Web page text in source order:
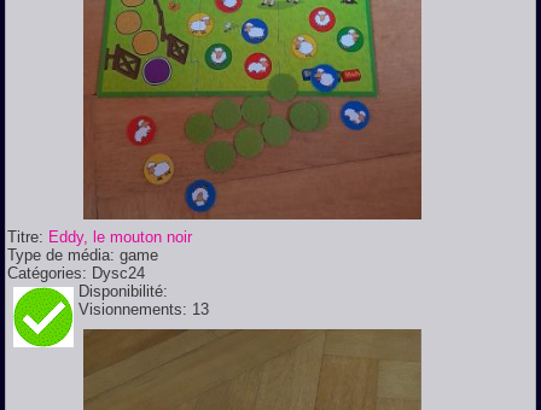
Titre: Eddy, le mouton noir
Type de média:game
Catégories: Dysc24
Disponibilité:
Visionnements: 13